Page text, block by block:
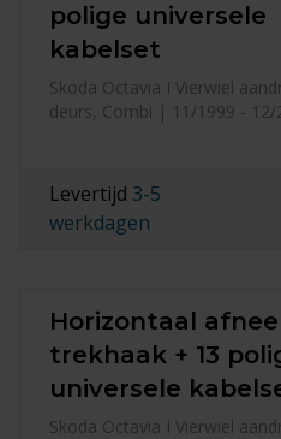
polige universele
kabelset
Skoda Octavia I Vierwiel
deurs, Combi | 11/1999 - 12/
Levertijd 3-5
werkdagen
Horizontaal
trekhaak + 13
universele
Skoda Octavia I Vierwiel